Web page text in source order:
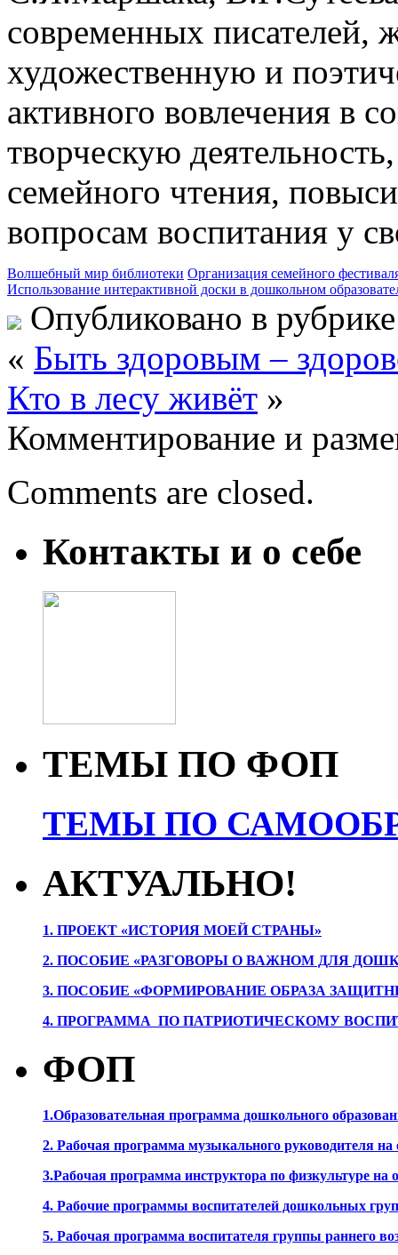
современных писателей,
художественную и
активного вовлечения в
творческую
семейного чтения,
вопросам воспитания у
Волшебный мир библиотеки Организация семейного
Использование интерактивной доски в дошкольном
Опубликовано в
« Быть здоровым –
Кто в лесу живёт »
Комментирование и
Comments are closed.
Контакты и о себе
ТЕМЫ ПО ФОП
ТЕМЫ ПО
АКТУАЛЬНО!
1. ПРОЕКТ «ИСТОРИЯ МОЕЙ СТРАНЫ»
2. ПОСОБИЕ «РАЗГОВОРЫ О ВАЖНОМ ДЛЯ
3. ПОСОБИЕ «ФОРМИРОВАНИЕ ОБРАЗА
4. ПРОГРАММА ПО ПАТРИОТИЧЕСКОМУ
ФОП
1.Образовательная программа дошкольного
2. Рабочая программа музыкального руководителя
3.Рабочая программа инструктора по физкультуре
4. Рабочие программы воспитателей дошкольных
5. Рабочая программа воспитателя группы раннего